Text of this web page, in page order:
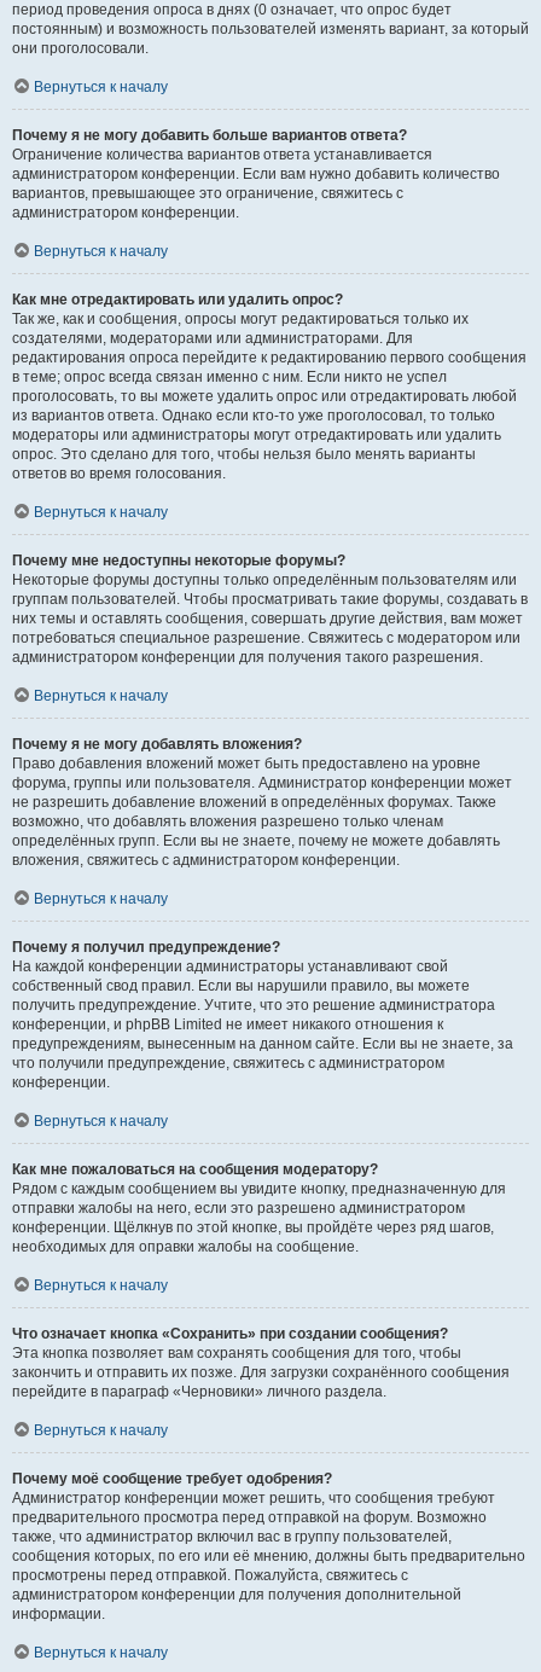
период проведения опроса в днях (0 означает, что опрос будет
постоянным) и возможность пользователей изменять вариант, за который
они проголосовали.
Вернуться к началу
Почему я не могу добавить больше вариантов ответа?
Ограничение количества вариантов ответа устанавливается
администратором конференции. Если вам нужно добавить количество
вариантов, превышающее это ограничение, свяжитесь с
администратором конференции.
Вернуться к началу
Как мне отредактировать или удалить опрос?
Так же, как и сообщения, опросы могут редактироваться только их
создателями, модераторами или администраторами. Для
редактирования опроса перейдите к редактированию первого сообщения
в теме; опрос всегда связан именно с ним. Если никто не успел
проголосовать, то вы можете удалить опрос или отредактировать любой
из вариантов ответа. Однако если кто-то уже проголосовал, то только
модераторы или администраторы могут отредактировать или удалить
опрос. Это сделано для того, чтобы нельзя было менять варианты
ответов во время голосования.
Вернуться к началу
Почему мне недоступны некоторые форумы?
Некоторые форумы доступны только определённым пользователям или
группам пользователей. Чтобы просматривать такие форумы, создавать в
них темы и оставлять сообщения, совершать другие действия, вам может
потребоваться специальное разрешение. Свяжитесь с модератором или
администратором конференции для получения такого разрешения.
Вернуться к началу
Почему я не могу добавлять вложения?
Право добавления вложений может быть предоставлено на уровне
форума, группы или пользователя. Администратор конференции может
не разрешить добавление вложений в определённых форумах. Также
возможно, что добавлять вложения разрешено только членам
определённых групп. Если вы не знаете, почему не можете добавлять
вложения, свяжитесь с администратором конференции.
Вернуться к началу
Почему я получил предупреждение?
На каждой конференции администраторы устанавливают свой
собственный свод правил. Если вы нарушили правило, вы можете
получить предупреждение. Учтите, что это решение администратора
конференции, и phpBB Limited не имеет никакого отношения к
предупреждениям, вынесенным на данном сайте. Если вы не знаете, за
что получили предупреждение, свяжитесь с администратором
конференции.
Вернуться к началу
Как мне пожаловаться на сообщения модератору?
Рядом с каждым сообщением вы увидите кнопку, предназначенную для
отправки жалобы на него, если это разрешено администратором
конференции. Щёлкнув по этой кнопке, вы пройдёте через ряд шагов,
необходимых для оправки жалобы на сообщение.
Вернуться к началу
Что означает кнопка «Сохранить» при создании сообщения?
Эта кнопка позволяет вам сохранять сообщения для того, чтобы
закончить и отправить их позже. Для загрузки сохранённого сообщения
перейдите в параграф «Черновики» личного раздела.
Вернуться к началу
Почему моё сообщение требует одобрения?
Администратор конференции может решить, что сообщения требуют
предварительного просмотра перед отправкой на форум. Возможно
также, что администратор включил вас в группу пользователей,
сообщения которых, по его или её мнению, должны быть предварительно
просмотрены перед отправкой. Пожалуйста, свяжитесь с
администратором конференции для получения дополнительной
информации.
Вернуться к началу